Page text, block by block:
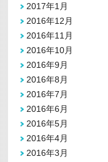
2017年1月
2016年12月
2016年11月
2016年10月
2016年9月
2016年8月
2016年7月
2016年6月
2016年5月
2016年4月
2016年3月